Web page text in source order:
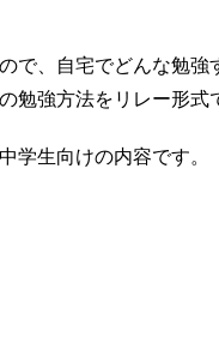
で、自宅でどんな勉
勉強方法をリレー形式
学生向けの内容です。